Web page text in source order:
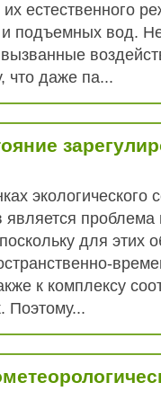
естественного
подъемных вод.
что даже па...
экологического
является
для этих
к комплексу
Поэтому...